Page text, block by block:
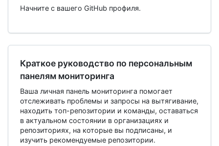
Начните с вашего GitHub профиля.
Краткое руководство по персональным
панелям мониторинга
Ваша личная панель мониторинга помогает
отслеживать проблемы и запросы на вытягивание,
находить топ-репозитории и команды, оставаться
в актуальном состоянии в организациях и
репозиториях, на которые вы подписаны, и
изучить рекомендуемые репозитории.